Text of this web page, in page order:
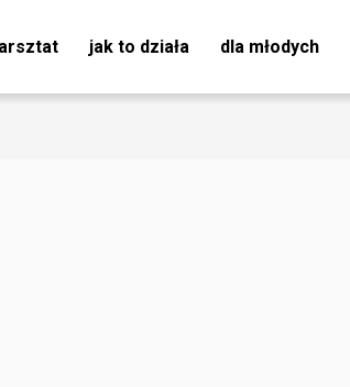
jak to działa dla młodych